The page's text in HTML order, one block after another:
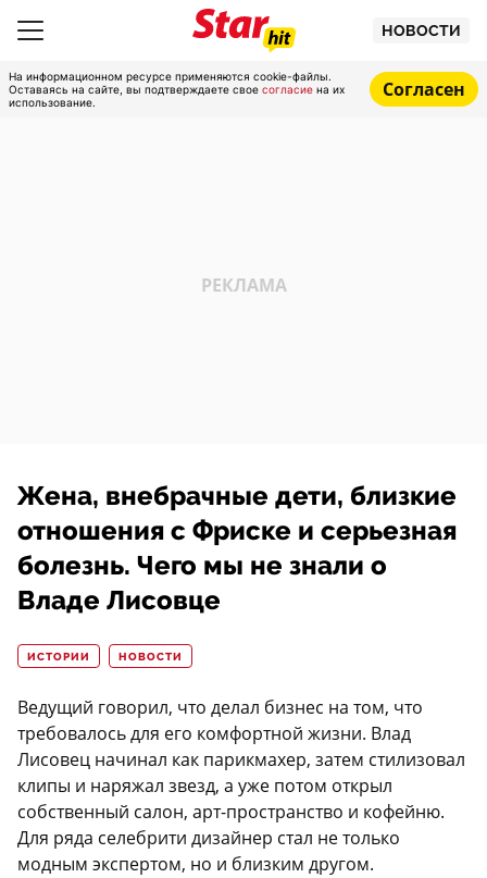
НОВОСТИ
На информационном ресурсе применяются cookie-файлы.
Оставаясь на сайте, вы подтверждаете свое согласие на их
использование.
Согласен
Жена, внебрачные дети, близкие
отношения с Фриске и серьезная
болезнь. Чего мы не знали о
Владе Лисовце
ИСТОРИИ НОВОСТИ
Ведущий говорил, что делал бизнес на том, что
требовалось для его комфортной жизни. Влад
Лисовец начинал как парикмахер, затем стилизовал
клипы и наряжал звезд, а уже потом открыл
собственный салон, арт-пространство и кофейню.
Для ряда селебрити дизайнер стал не только
модным экспертом, но и близким другом.